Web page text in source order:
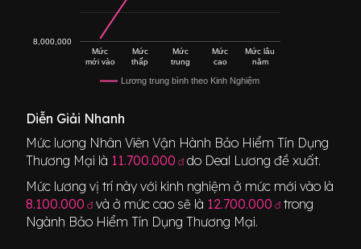
Lương trung bình theo Kinh Nghiệm
Mức
mới vào
Mức
thấp
Mức
trung
Mức
cao
Mức lâu
năm
8,000,000
Diễn Giải Nhanh
Mức lương Nhân Viên Vận Hành Bảo Hiểm Tín Dụng
Thương Mại là 11.700.000 đdo Deal Lương đề xuất.
Mức lương vị trí này với kinh nghiệm ở mức mới vào là
8.100.000 đ và ở mức cao sẽ là 12.700.000 đ trong
Ngành Bảo Hiểm Tín Dụng Thương Mại.